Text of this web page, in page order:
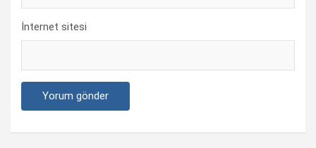
İnternet sitesi